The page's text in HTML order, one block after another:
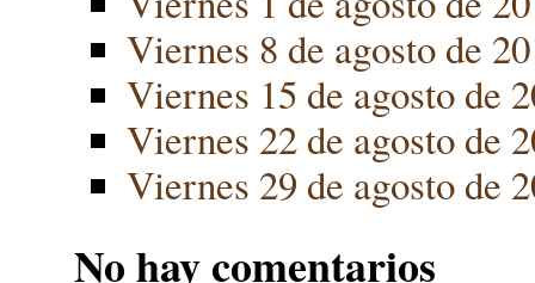
Viernes 8 de agosto de
Viernes 15 de agosto de
Viernes 22 de agosto de
Viernes 29 de agosto de
No hay comentarios